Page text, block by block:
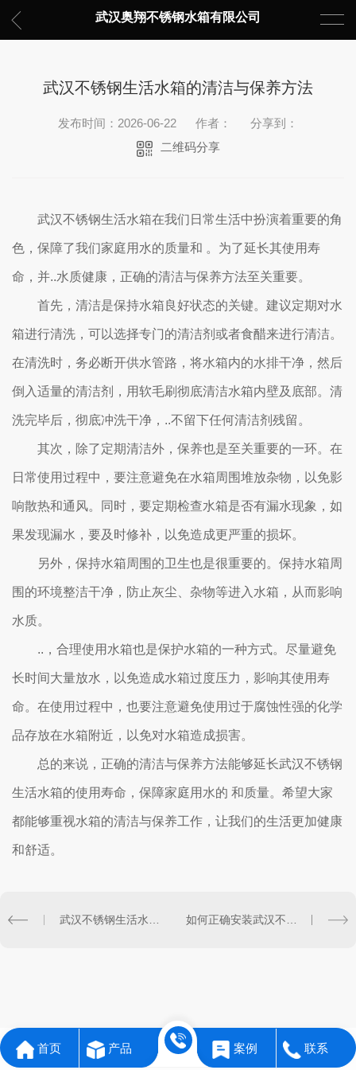
武汉奥翔不锈钢水箱有限公司
武汉不锈钢生活水箱的清洁与保养方法
发布时间：2026-06-22 作者：
分享到：
二维码分享
武汉不锈钢生活水箱在我们日常生活中扮演着重要的角
色，保障了我们家庭用水的质量和 。为了延长其使用寿
命，并..水质健康，正确的清洁与保养方法至关重要。
首先，清洁是保持水箱良好状态的关键。建议定期对水
箱进行清洗，可以选择专门的清洁剂或者食醋来进行清洁。
在清洗时，务必断开供水管路，将水箱内的水排干净，然后
倒入适量的清洁剂，用软毛刷彻底清洁水箱内壁及底部。清
洗完毕后，彻底冲洗干净，..不留下任何清洁剂残留。
其次，除了定期清洁外，保养也是至关重要的一环。在
日常使用过程中，要注意避免在水箱周围堆放杂物，以免影
响散热和通风。同时，要定期检查水箱是否有漏水现象，如
果发现漏水，要及时修补，以免造成更严重的损坏。
另外，保持水箱周围的卫生也是很重要的。保持水箱周
围的环境整洁干净，防止灰尘、杂物等进入水箱，从而影响
水质。
..，合理使用水箱也是保护水箱的一种方式。尽量避免
长时间大量放水，以免造成水箱过度压力，影响其使用寿
命。在使用过程中，也要注意避免使用过于腐蚀性强的化学
品存放在水箱附近，以免对水箱造成损害。
总的来说，正确的清洁与保养方法能够延长武汉不锈钢
生活水箱的使用寿命，保障家庭用水的 和质量。希望大家
都能够重视水箱的清洁与保养工作，让我们的生活更加健康
和舒适。
首页 产品 案例 联系